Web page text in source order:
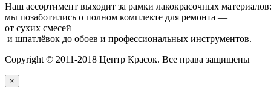
Наш ассортимент выходит за рамки лакокрасочных
мы позаботились о полном комплекте для ремонта —
от сухих смесей
и шпатлёвок до обоев и профессиональных инструментов.
Copyright © 2011-2018 Центр Красок. Все права защищены
×